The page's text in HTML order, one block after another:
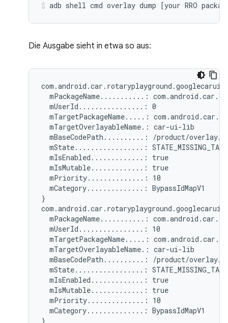
adb shell cmd overlay dump [your RRO
Die Ausgabe sieht in etwa so aus:
mPackageName...........:
  mUserId................: 0
mTargetPackageName.....:
  mTargetOverlayableName.: car-ui-lib
mBaseCodePath..........: /product/overlay/
mState.................:
  mIsEnabled.............: true
  mIsMutable.............: true
  mPriority..............: 10
  mCategory..............: BypassIdMapV1
}
mPackageName...........:
  mUserId................: 10
mTargetPackageName.....:
  mTargetOverlayableName.: car-ui-lib
mBaseCodePath..........: /product/overlay/
mState.................:
  mIsEnabled.............: true
  mIsMutable.............: true
  mPriority..............: 10
  mCategory..............: BypassIdMapV1